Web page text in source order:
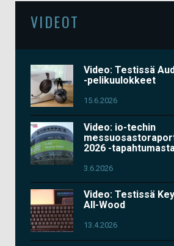
VIDEOT
Video: Testissä
-pelikuulokkeet
15.6.2026
Video: io-techin
2026 -
3.6.2026
Video: Testissä
All-Wood
13.4.2026